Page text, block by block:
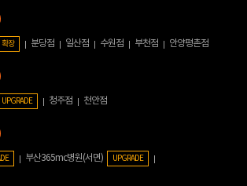
확장 분당점 일산점 수원점 부천점 안양평촌점
UPGRADE 청주점 천안점
부산365mc병원(서면) UPGRADE